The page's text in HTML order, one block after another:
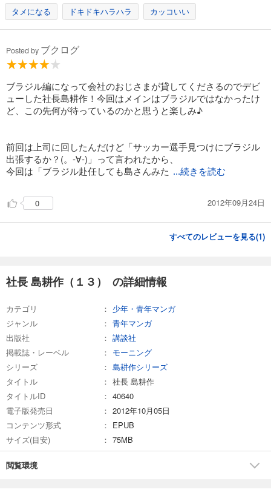
タメになる ドキドキハラハラ カッコいい
Posted by ブクログ
ブラジル編になって会社のおじさまが貸してくださるのでデビ
ューした社長島耕作！今回はメインはブラジルではなかったけ
ど、この先何が待っているのかと思うと楽しみ♪
前回は上司に回したんだけど「サッカー選手見つけにブラジル
出張するか？(。-∀-)」って言われたから、
今回は「ブラジル赴任しても島さんみた ...続きを読む
0 2012年09月24日
すべてのレビューを見る(1)
社長 島耕作（１３） の詳細情報
カテゴリ
少年・青年マンガ
ジャンル
青年マンガ
出版社
講談社
掲載誌・レーベル
モーニング
シリーズ
島耕作シリーズ
タイトル
社長 島耕作
タイトルID
40640
電子版発売日
2012年10月05日
コンテンツ形式
EPUB
サイズ(目安)
75MB
閲覧環境